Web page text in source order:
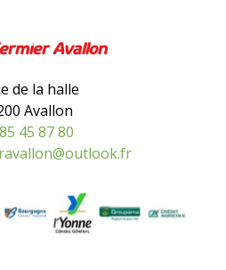
Avallon
de la halle
Avallon
45 87 80